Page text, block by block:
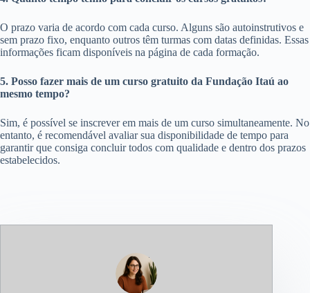
O prazo varia de acordo com cada curso. Alguns são autoinstrutivos e
sem prazo fixo, enquanto outros têm turmas com datas definidas. Essas
informações ficam disponíveis na página de cada formação.
5. Posso fazer mais de um curso gratuito da Fundação Itaú ao
mesmo tempo?
Sim, é possível se inscrever em mais de um curso simultaneamente. No
entanto, é recomendável avaliar sua disponibilidade de tempo para
garantir que consiga concluir todos com qualidade e dentro dos prazos
estabelecidos.